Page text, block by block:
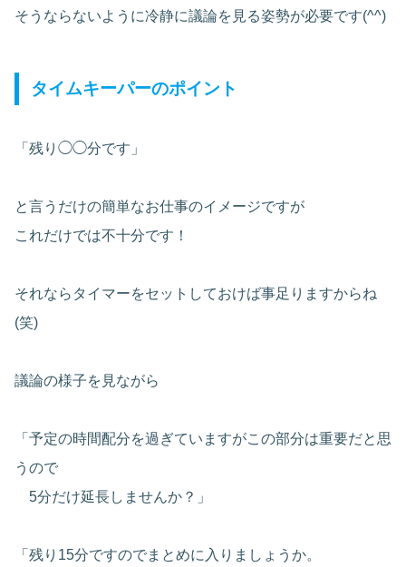
そうならないように冷静に議論を見る姿勢が必要です(^^)
タイムキーパーのポイント
「残り◯◯分です」
と言うだけの簡単なお仕事のイメージですが
これだけでは不十分です！
それならタイマーをセットしておけば事足りますからね
(笑)
議論の様子を見ながら
「予定の時間配分を過ぎていますがこの部分は重要だと思
うので
5分だけ延長しませんか？」
「残り15分ですのでまとめに入りましょうか。